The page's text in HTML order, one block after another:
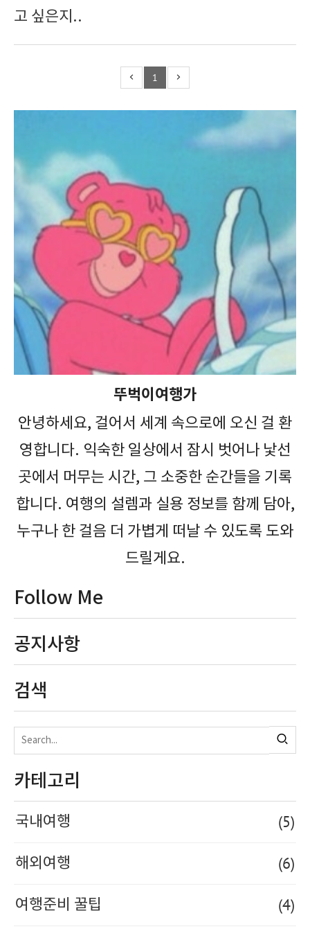
고 싶은지..
1
뚜벅이여행가
안녕하세요, 걸어서 세계 속으로에 오신 걸 환
영합니다. 익숙한 일상에서 잠시 벗어나 낯선
곳에서 머무는 시간, 그 소중한 순간들을 기록
합니다. 여행의 설렘과 실용 정보를 함께 담아,
누구나 한 걸음 더 가볍게 떠날 수 있도록 도와
드릴게요.
Follow Me
공지사항
검색
카테고리
국내여행 (5)
해외여행 (6)
여행준비 꿀팁 (4)